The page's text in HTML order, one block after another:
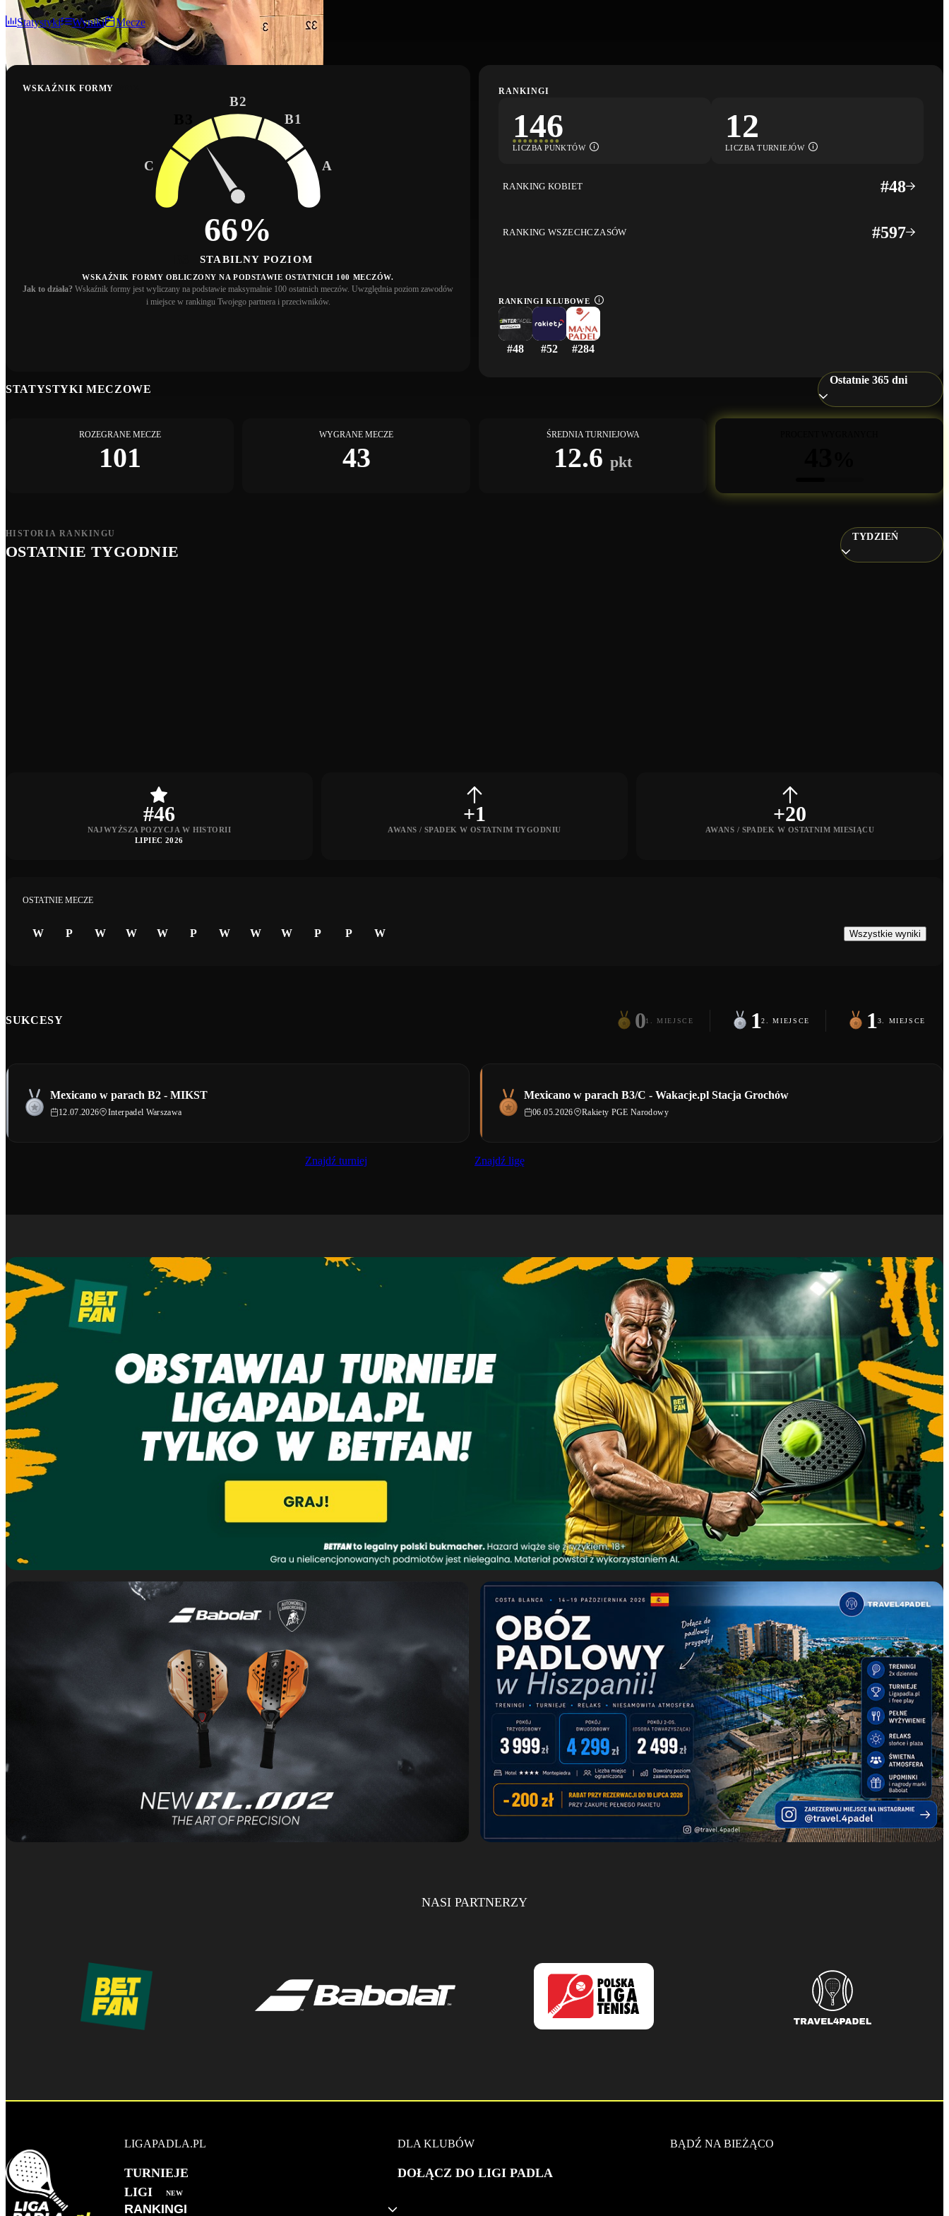
Statystyki Wyniki Mecze
WSKAŹNIK FORMY
C
B2
B1
A
66%
STABILNY POZIOM
WSKAŹNIK FORMY OBLICZONY NA PODSTAWIE OSTATNICH 100 MECZÓW.
Jak to działa? Wskaźnik formy jest wyliczany na podstawie maksymalnie 100 ostatnich meczów. Uwzględnia poziom zawodów
i miejsce w rankingu Twojego partnera i przeciwników.
RANKINGI
146
LICZBA PUNKTÓW
12
LICZBA TURNIEJÓW
RANKING KOBIET #48
RANKING WSZECHCZASÓW #597
RANKINGI KLUBOWE
#48 #52 #284
STATYSTYKI MECZOWE
Ostatnie 365 dni
ROZEGRANE MECZE
101
WYGRANE MECZE
43
ŚREDNIA TURNIEJOWA
12.6 pkt
HISTORIA RANKINGU
OSTATNIE TYGODNIE
TYDZIEŃ
#46
NAJWYŻSZA POZYCJA W HISTORII
LIPIEC 2026
+1
AWANS / SPADEK W OSTATNIM TYGODNIU
+20
AWANS / SPADEK W OSTATNIM MIESIĄCU
OSTATNIE MECZE
W P W W W P W W W P P W Wszystkie wyniki
SUKCESY 01. MIEJSCE 12. MIEJSCE 13. MIEJSCE
Mexicano w parach B2 - MIKST
12.07.2026 Interpadel Warszawa
Mexicano w parach B3/C - Wakacje.pl Stacja Grochów
06.05.2026 Rakiety PGE Narodowy
Znajdź turniej Znajdź ligę
NASI PARTNERZY
LIGAPADLA.PL
TURNIEJE
LIGI
NEW
RANKINGI
DLA KLUBÓW
DOŁĄCZ DO LIGI PADLA
BĄDŹ NA BIEŻĄCO